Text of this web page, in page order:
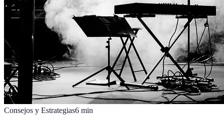
Consejos y Estrategias6 min